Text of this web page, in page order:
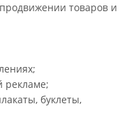
товаров и
рекламе;
буклеты,